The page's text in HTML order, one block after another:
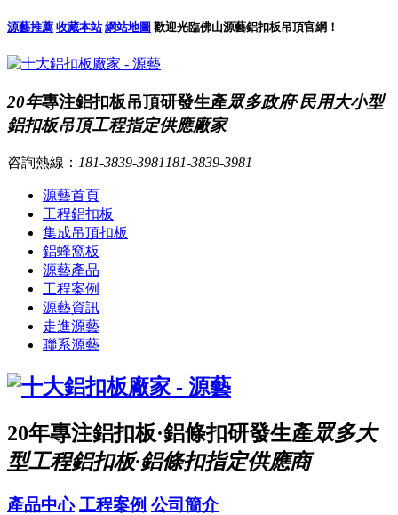
源藝推薦 收藏本站 網站地圖 歡迎光臨佛山源藝鋁扣板吊頂官網！
20年專注鋁扣板吊頂研發生產眾多政府·民用大小型
鋁扣板吊頂工程指定供應廠家
咨詢熱線： 181-3839-3981 181-3839-3981
源藝首頁
工程鋁扣板
集成吊頂扣板
鋁蜂窩板
源藝產品
工程案例
源藝資訊
走進源藝
聯系源藝
20年專注鋁扣板·鋁條扣研發生產眾多大
型工程鋁扣板·鋁條扣指定供應商
產品中心 工程案例 公司簡介